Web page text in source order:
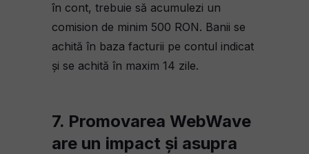
7. Promovarea WebWave
are un impact și asupra
în cont, trebuie să acumulezi un
comision de minim 500 RON. Banii se
achită în baza facturii pe contul indicat
și se achită în maxim 14 zile.